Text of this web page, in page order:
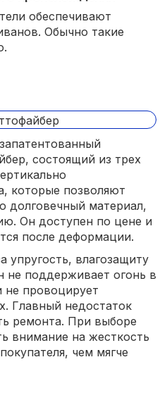
обеспечивают
Обычно такие
состоящий из трех
которые позволяют
долговечный материал,
Он доступен по цене и
после деформации.
упругость, влагозащиту
не поддерживает огонь в
не провоцирует
Главный недостаток
ремонта. При выборе
внимание на жесткость
чем мягче